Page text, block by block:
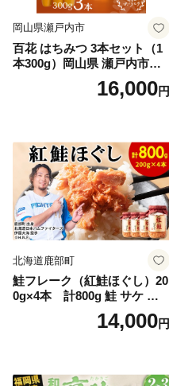
岡山県瀬戸内市
百花 はちみつ 3本セット（1
本300g）岡山県 瀬戸内市産
石黒農園 ヨーグルト パン 砂
糖の代わり 香り高い いい香
16,000円
北海道鹿部町
鮭フレーク（紅鮭ほぐし）20
0g×4本 計800g 鮭 サケ 鮭
ほぐし サケフレーク シャケ
フレーク 鮭フレーク14,000円